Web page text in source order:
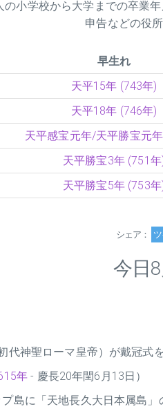
小学校から大学までの卒業
申告などの役
早生れ
天平15年 (743年)
天平18年 (746年)
天平感宝元年/天平勝宝元
天平勝宝3年 (751年
天平勝宝5年 (753年
シェア：
今日
代神聖ローマ皇帝）が戴冠式
年 - 慶長20年閏6月13日）
島に「天地長久大日本属島」